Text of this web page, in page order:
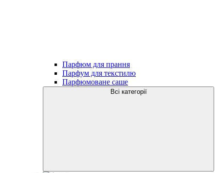
Парфюм для прання
Парфум для текстилю
Парфюмоване саше
Всі категорії